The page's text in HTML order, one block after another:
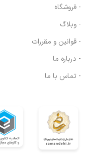
- فروشگاه
- وبلاگ
- قوانین و مقررات
- درباره ما
- تماس با ما